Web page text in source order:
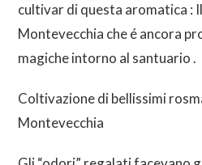
cultivar di questa aromatica :
Montevecchia che é ancora
magiche intorno al santuario .
Coltivazione di bellissimi
Montevecchia